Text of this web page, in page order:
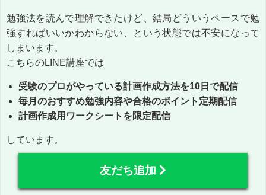
勉強法を読んで理解できたけど、結局どういうペースで勉
強すればいいかわからない、という状態では不安になって
しまいます。
こちらのLINE講座では
受験のプロがやっている計画作成方法を10日で配信
毎月のおすすめ勉強内容や合格のポイント定期配信
計画作成用ワークシートを限定配信
しています。
友だち追加